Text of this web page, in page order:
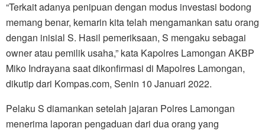
“Terkait adanya penipuan dengan modus investasi bodong
memang benar, kemarin kita telah mengamankan satu orang
dengan inisial S. Hasil pemeriksaan, S mengaku sebagai
owner atau pemilik usaha,” kata Kapolres Lamongan AKBP
Miko Indrayana saat dikonfirmasi di Mapolres Lamongan,
dikutip dari Kompas.com, Senin 10 Januari 2022.
Pelaku S diamankan setelah jajaran Polres Lamongan
menerima laporan pengaduan dari dua orang yang